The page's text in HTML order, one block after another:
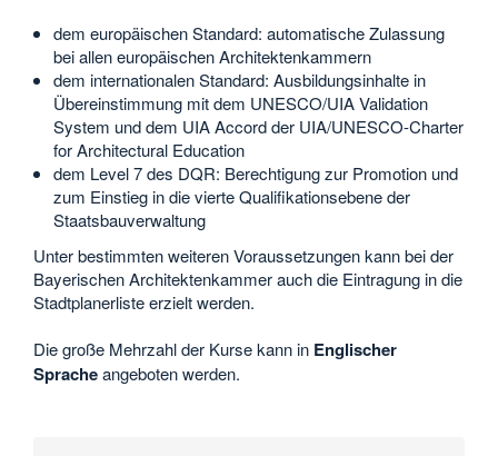
dem europäischen Standard: automatische Zulassung
bei allen europäischen Architektenkammern
dem internationalen Standard: Ausbildungsinhalte in
Übereinstimmung mit dem UNESCO/UIA Validation
System und dem UIA Accord der UIA/UNESCO-Charter
for Architectural Education
dem Level 7 des DQR: Berechtigung zur Promotion und
zum Einstieg in die vierte Qualifikationsebene der
Staatsbauverwaltung
Unter bestimmten weiteren Voraussetzungen kann bei der
Bayerischen Architektenkammer auch die Eintragung in die
Stadtplanerliste erzielt werden.
Die große Mehrzahl der Kurse kann in Englischer
Spracheangeboten werden.